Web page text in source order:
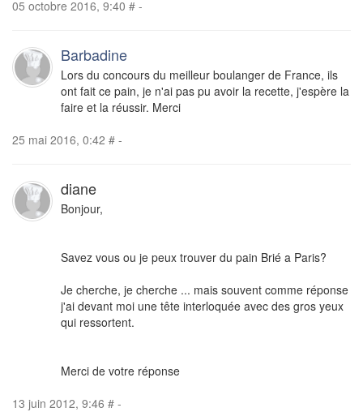
05 octobre 2016, 9:40 # -
Barbadine
Lors du concours du meilleur boulanger de France, ils
ont fait ce pain, je n'ai pas pu avoir la recette, j'espère la
faire et la réussir. Merci
25 mai 2016, 0:42 # -
diane
Bonjour,
Savez vous ou je peux trouver du pain Brié a Paris?
Je cherche, je cherche ... mais souvent comme réponse
j'ai devant moi une tête interloquée avec des gros yeux
qui ressortent.
Merci de votre réponse
13 juin 2012, 9:46 # -